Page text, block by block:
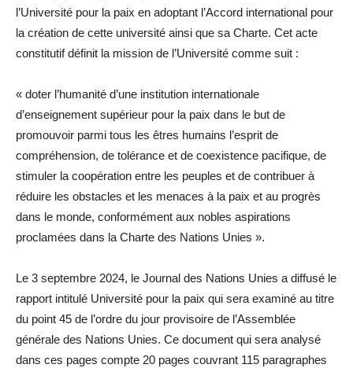
l’Université pour la paix en adoptant l’Accord international pour
la création de cette université ainsi que sa Charte. Cet acte
constitutif définit la mission de l’Université comme suit :
« doter l’humanité d’une institution internationale
d’enseignement supérieur pour la paix dans le but de
promouvoir parmi tous les êtres humains l’esprit de
compréhension, de tolérance et de coexistence pacifique, de
stimuler la coopération entre les peuples et de contribuer à
réduire les obstacles et les menaces à la paix et au progrès
dans le monde, conformément aux nobles aspirations
proclamées dans la Charte des Nations Unies ».
Le 3 septembre 2024, le Journal des Nations Unies a diffusé le
rapport intitulé Université pour la paix qui sera examiné au titre
du point 45 de l’ordre du jour provisoire de l’Assemblée
générale des Nations Unies. Ce document qui sera analysé
dans ces pages compte 20 pages couvrant 115 paragraphes